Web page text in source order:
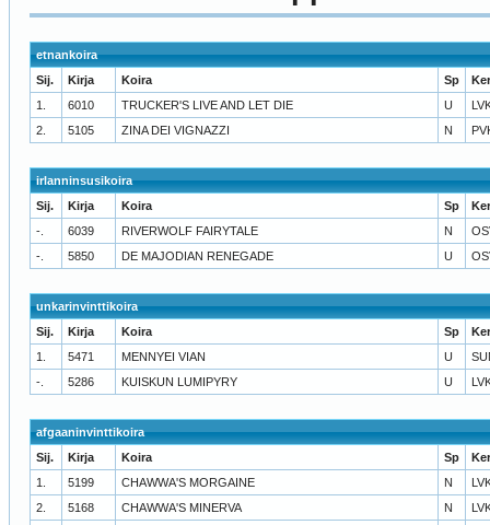
etnankoira
Sij.
Kirja Koira Sp
1.
6010 TRUCKER'S LIVE AND LET DIE U
2.
5105 ZINA DEI VIGNAZZI N
irlanninsusikoira
Sij.
Kirja Koira Sp
-.
6039 RIVERWOLF FAIRYTALE N
-.
5850 DE MAJODIAN RENEGADE U
unkarinvinttikoira
Sij.
Kirja Koira Sp
1.
5471 MENNYEI VIAN U
-.
5286 KUISKUN LUMIPYRY U
afgaaninvinttikoira
Sij.
Kirja Koira Sp
1.
5199 CHAWWA'S MORGAINE N
2.
5168 CHAWWA'S MINERVA N